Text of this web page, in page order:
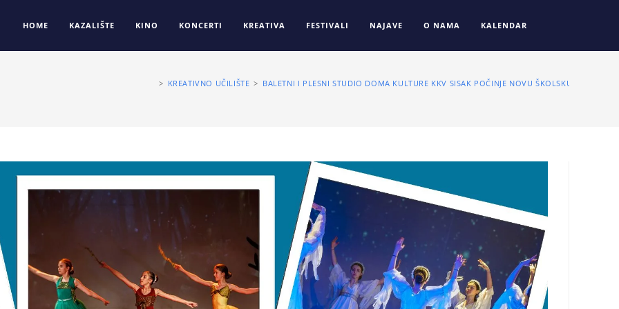
HOME KAZALIŠTE KINO KONCERTI KREATIVA FESTIVALI NAJAVE O NAMA KALENDAR
> KREATIVNO UČILIŠTE > BALETNI I PLESNI STUDIO DOMA KULTURE KKV SISAK POČINJE NOVU ŠKOLSKU GODINU